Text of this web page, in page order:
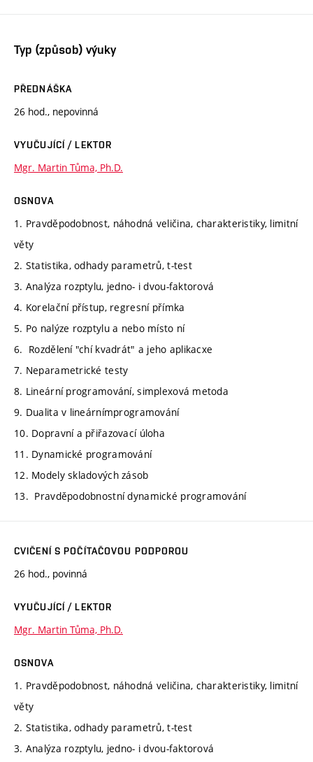
Typ (způsob) výuky
PŘEDNÁŠKA
26 hod., nepovinná
VYUČUJÍCÍ / LEKTOR
Mgr. Martin Tůma, Ph.D.
OSNOVA
1. Pravděpodobnost, náhodná veličina, charakteristiky, limitní
věty
2. Statistika, odhady parametrů, t-test
3. Analýza rozptylu, jedno- i dvou-faktorová
4. Korelační přístup, regresní přímka
5. Po nalýze rozptylu a nebo místo ní
6. Rozdělení "chí kvadrát" a jeho aplikacxe
7. Neparametrické testy
8. Lineární programování, simplexová metoda
9. Dualita v lineárnímprogramování
10. Dopravní a přiřazovací úloha
11. Dynamické programování
12. Modely skladových zásob
13. Pravděpodobnostní dynamické programování
CVIČENÍ S POČÍTAČOVOU PODPOROU
26 hod., povinná
VYUČUJÍCÍ / LEKTOR
Mgr. Martin Tůma, Ph.D.
OSNOVA
1. Pravděpodobnost, náhodná veličina, charakteristiky, limitní
věty
2. Statistika, odhady parametrů, t-test
3. Analýza rozptylu, jedno- i dvou-faktorová